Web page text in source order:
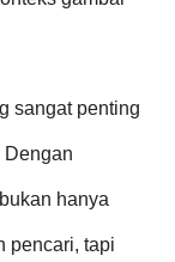
sangat penting
Dengan
hanya
pencari, tapi